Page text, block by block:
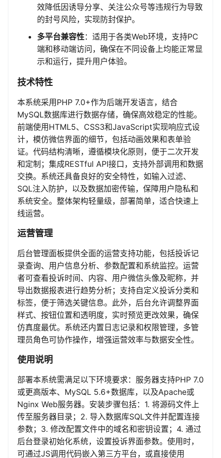
效降低因诱导分享、关注公众号等违规行为导致
的封号风险，实现防封保护。
多平台兼容性：适用于各类Web环境，支持PC
端和移动端访问，确保在不同设备上均能正常显
示和运行，提升用户体验。
技术特性
本系统采用PHP 7.0+作为后端开发语言，结合
MySQL数据库进行数据存储，确保高效稳定的性能。
前端使用HTML5、CSS3和JavaScript实现响应式设
计，模仿微信界面的细节，包括动画效果和表单验
证。代码结构清晰，遵循模块化原则，便于二次开发
和定制；集成RESTful API接口，支持外部调用和数据
交换。系统还具备良好的安全特性，如输入过滤、
SQL注入防护，以及数据加密传输，保障用户隐私和
系统安全。整体架构轻量级，部署简单，适合快速上
线运营。
运营管理
后台管理面板提供全面的运营支持功能，包括投诉记
录查询、用户信息分析、参数配置和系统监控。运营
者可查看投诉时间、内容、用户微信头像及昵称，并
导出数据报表进行趋势分析；支持自定义投诉分类和
标签，便于筛选关键信息。此外，后台允许调整界面
样式、按钮位置和透明度，实时预览更改效果，确保
仿真度最优。系统还内置日志记录和权限管理，多管
理员角色可协作操作，增强运营效率与数据安全性。
使用说明
部署本系统需满足以下环境要求：服务器支持PHP 7.0
或更高版本、MySQL 5.6+数据库，以及Apache或
Nginx Web服务器。安装步骤包括：1. 将源码文件上
传至服务器目录；2. 导入数据库SQL文件并配置连接
参数；3. 修改配置文件中的域名和密钥设置；4. 通过
后台登录初始化系统，设置投诉界面参数。使用时，
可通过JS调用代码嵌入第三方平台，或直接使用